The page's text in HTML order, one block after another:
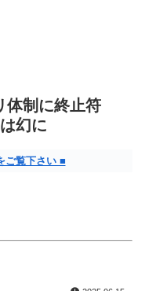
体制に終止符
幻に
ご覧下さい ■